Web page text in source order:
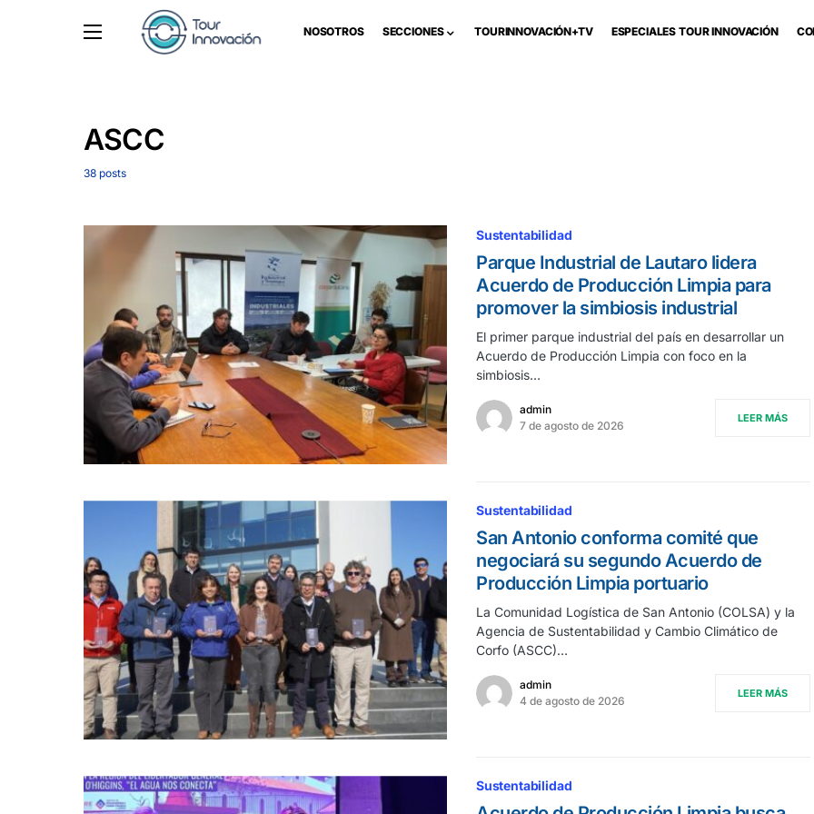
NOSOTROS SECCIONES TOURINNOVACIÓN+TV ESPECIALES TOUR INNOVACIÓN
ASCC
38 posts
Sustentabilidad
Parque Industrial de Lautaro lidera
Acuerdo de Producción Limpia para
promover la simbiosis industrial
El primer parque industrial del país en desarrollar un
Acuerdo de Producción Limpia con foco en la
simbiosis…
admin
7 de agosto de 2026
LEER MÁS
Sustentabilidad
San Antonio conforma comité que
negociará su segundo Acuerdo de
Producción Limpia portuario
La Comunidad Logística de San Antonio (COLSA) y la
Agencia de Sustentabilidad y Cambio Climático de
Corfo (ASCC)…
admin
4 de agosto de 2026
LEER MÁS
Sustentabilidad